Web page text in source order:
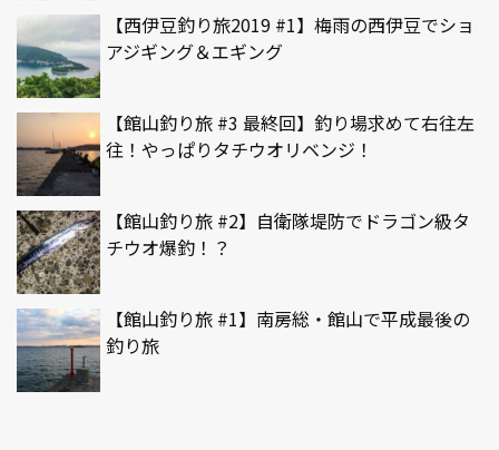
【西伊豆釣り旅2019 #1】梅雨の西伊豆でショ
アジギング＆エギング
【館山釣り旅 #3 最終回】釣り場求めて右往左
往！やっぱりタチウオリベンジ！
【館山釣り旅 #2】自衛隊堤防でドラゴン級タ
チウオ爆釣！？
【館山釣り旅 #1】南房総・館山で平成最後の
釣り旅